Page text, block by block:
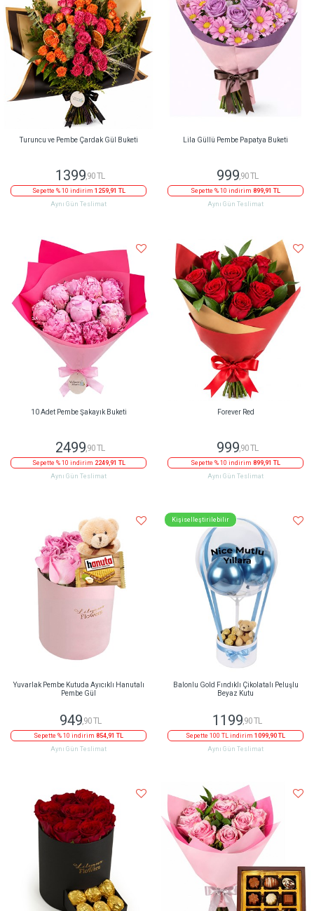
Turuncu ve Pembe Çardak Gül Buketi
1399 ,90 TL
Sepette % 10 indirim 1259,91 TL
Aynı Gün Teslimat
Lila Güllü Pembe Papatya Buketi
999,90 TL
Sepette % 10 indirim 899,91 TL
Aynı Gün Teslimat
10 Adet Pembe Şakayık Buketi
2499,90 TL
Sepette % 10 indirim 2249,91 TL
Aynı Gün Teslimat
Forever Red
999,90 TL
Sepette % 10 indirim 899,91 TL
Aynı Gün Teslimat
Yuvarlak Pembe Kutuda Ayıcıklı Hanutalı
Pembe Gül
949,90 TL
Sepette % 10 indirim 854,91 TL
Aynı Gün Teslimat
Kişiselleştirilebilir
Balonlu Gold Fındıklı Çikolatalı Peluşlu
Beyaz Kutu
1199 ,90 TL
Sepette 100 TL indirim 1099,90 TL
Aynı Gün Teslimat